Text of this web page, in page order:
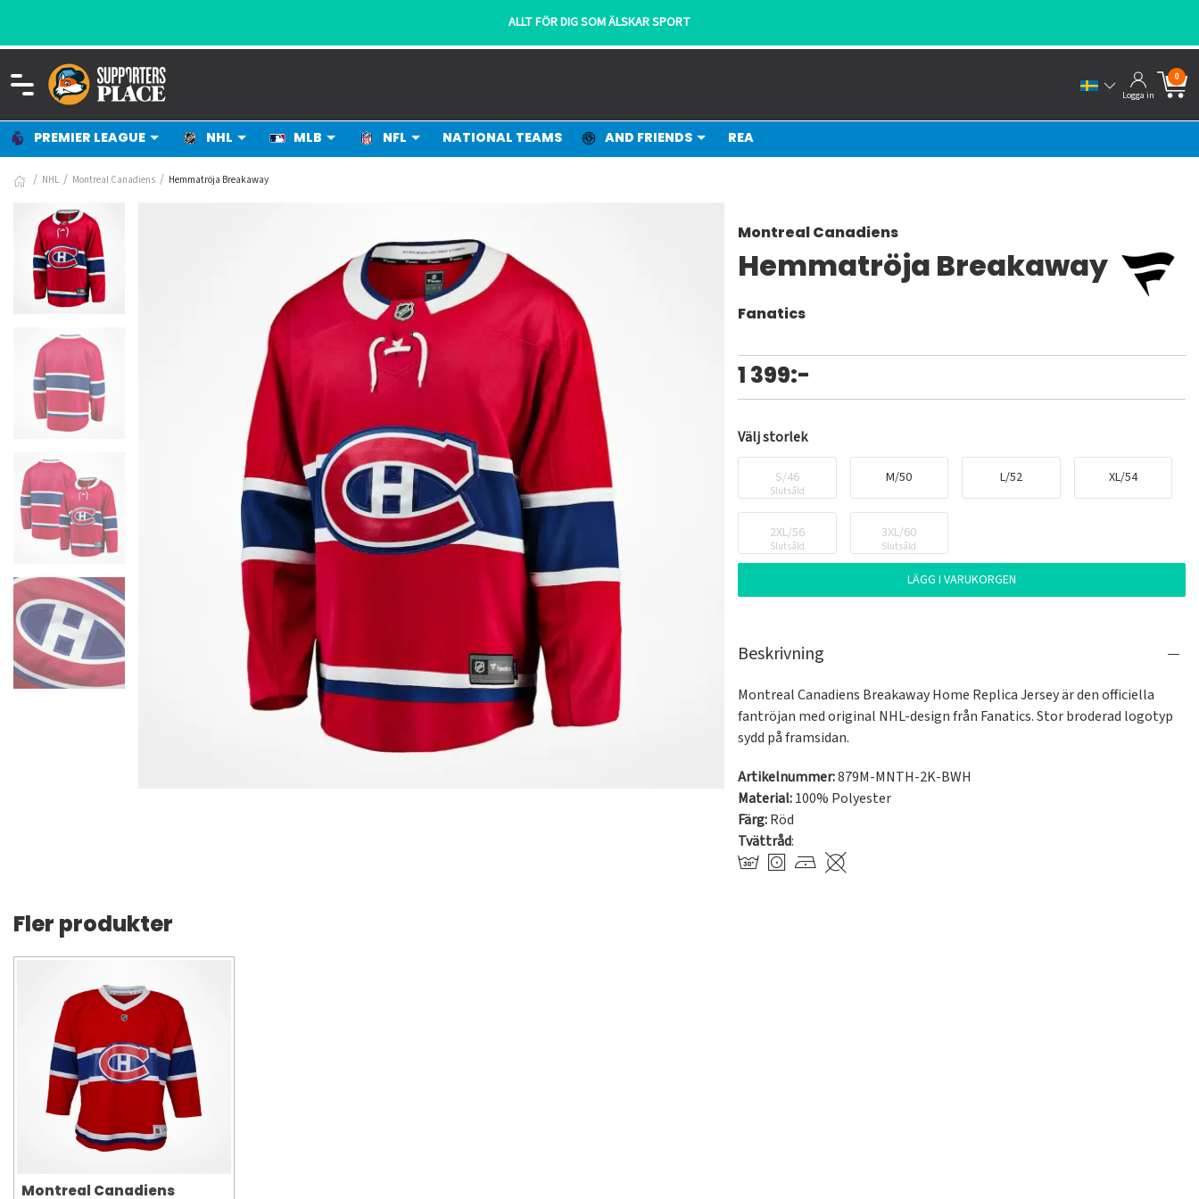
ALLT FÖR DIG SOM ÄLSKAR SPORT
Logga in
0
PREMIER LEAGUE NHL MLB NFL NATIONAL TEAMS AND FRIENDS REA
NHL Montreal Canadiens Hemmatröja Breakaway
Montreal Canadiens
Hemmatröja Breakaway
Fanatics
1 399:-
Välj storlek
S/46
Slutsåld
M/50 L/52 XL/54
2XL/56
Slutsåld
3XL/60
Slutsåld
LÄGG I VARUKORGEN
Beskrivning
Montreal Canadiens Breakaway Home Replica Jersey är den officiella
fantröjan med original NHL-design från Fanatics. Stor broderad logotyp
sydd på framsidan.
Artikelnummer:879M-MNTH-2K-BWH
Material:100% Polyester
Färg:Röd
Tvättråd:
Fler produkter
Montreal Canadiens